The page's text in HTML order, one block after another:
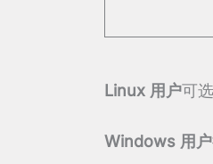
Linux 用户可
Windows 用户